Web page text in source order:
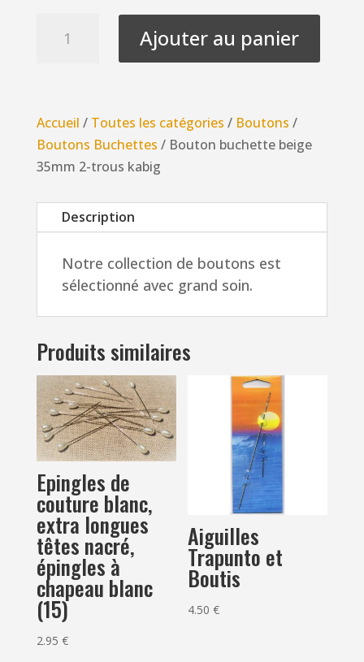
35mm
2-
trous
kabig
Ajouter au panier
Accueil / Toutes les catégories / Boutons /
Boutons Buchettes / Bouton buchette beige
35mm 2-trous kabig
Description
Notre collection de boutons est
sélectionné avec grand soin.
Produits similaires
Epingles de
couture blanc,
extra longues
têtes nacré,
épingles à
chapeau blanc
(15)
2.95 €
Aiguilles
Trapunto et
Boutis
4.50€